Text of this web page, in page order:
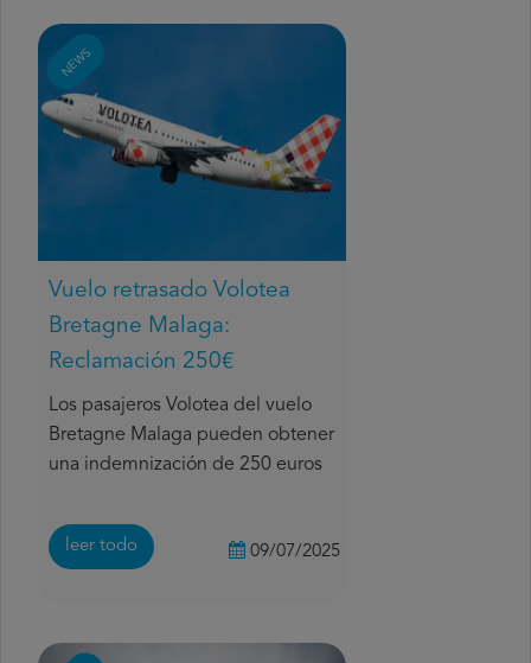
NEWS
Vuelo retrasado Volotea
Bretagne Malaga:
Reclamación 250€
Los pasajeros Volotea del vuelo
Bretagne Malaga pueden obtener
una indemnización de 250 euros
leer todo 09/07/2025